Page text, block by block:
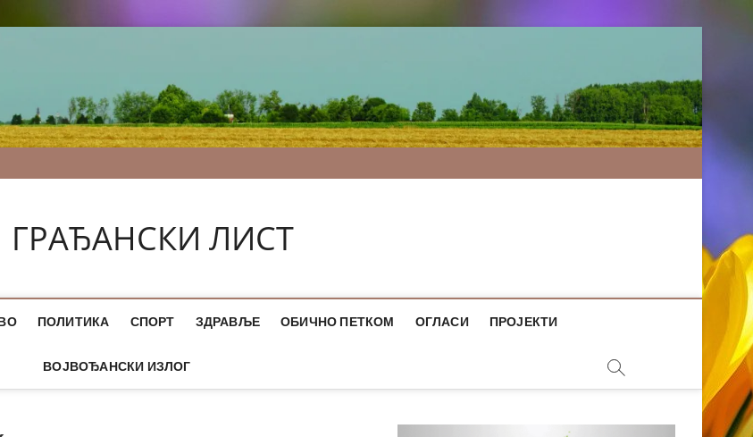
ГРАЂАНСКИ ЛИСТ
ПОЛИТИКА СПОРТ ЗДРАВЉЕ ОБИЧНО ПЕТКОМ ОГЛАСИ ПРОЈЕКТИ
ВОЈВОЂАНСКИ ИЗЛОГ